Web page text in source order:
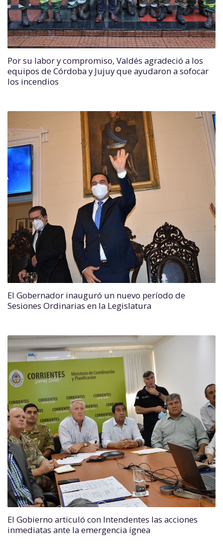
Por su labor y compromiso, Valdés agradeció a los
equipos de Córdoba y Jujuy que ayudaron a sofocar
los incendios
El Gobernador inauguró un nuevo período de
Sesiones Ordinarias en la Legislatura
El Gobierno articuló con Intendentes las acciones
inmediatas ante la emergencia ígnea